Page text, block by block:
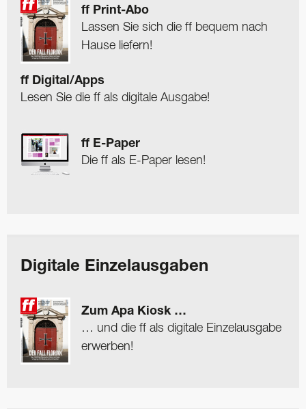
ff Print-Abo
Lassen Sie sich die ff bequem nach
Hause liefern!
ff Digital/Apps
Lesen Sie die ff als digitale Ausgabe!
ff E-Paper
Die ff als E-Paper lesen!
Digitale Einzelausgaben
Zum Apa Kiosk …
… und die ff als digitale Einzelausgabe
erwerben!